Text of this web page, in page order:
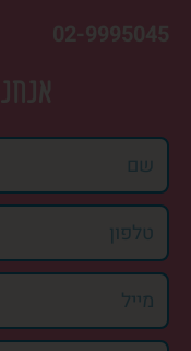
02-9995045